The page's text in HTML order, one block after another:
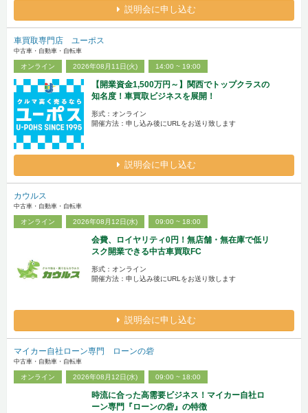
説明会に申し込む
車買取専門店 ユーポス
中古車・自動車・自転車
オンライン 2026年08月11日(火) 14:00 ~ 19:00
【開業資金1,500万円～】関西でトップクラスの
知名度！車買取ビジネスを展開！
形式：オンライン
開催方法：申し込み後にURLをお送り致します
説明会に申し込む
カウルス
中古車・自動車・自転車
オンライン 2026年08月12日(水) 09:00 ~ 18:00
会費、ロイヤリティ0円！無店舗・無在庫で低リ
スク開業できる中古車買取FC
形式：オンライン
開催方法：申し込み後にURLをお送り致します
説明会に申し込む
マイカー自社ローン専門 ローンの砦
中古車・自動車・自転車
オンライン 2026年08月12日(水) 09:00 ~ 18:00
時流に合った高需要ビジネス！マイカー自社ロ
ーン専門『ローンの砦』の特徴